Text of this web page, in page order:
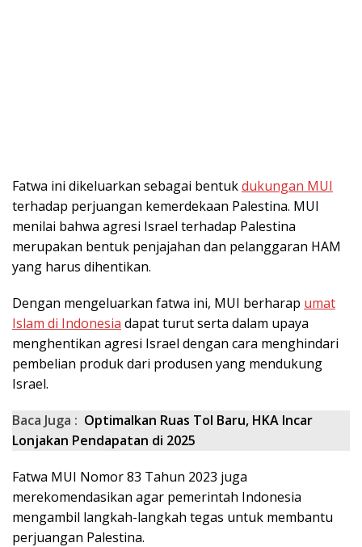
Fatwa ini dikeluarkan sebagai bentukdukungan MUI
terhadap perjuangan kemerdekaan Palestina. MUI
menilai bahwa agresi Israel terhadap Palestina
merupakan bentuk penjajahan dan pelanggaran HAM
yang harus dihentikan.
Dengan mengeluarkan fatwa ini, MUI berharap umat
Islam di Indonesia dapat turut serta dalam upaya
menghentikan agresi Israel dengan cara menghindari
pembelian produk dari produsen yang mendukung
Israel.
Baca Juga : Optimalkan Ruas Tol Baru, HKA Incar
Lonjakan Pendapatan di 2025
Fatwa MUI Nomor 83 Tahun 2023 juga
merekomendasikan agar pemerintah Indonesia
mengambil langkah-langkah tegas untuk membantu
perjuangan Palestina.